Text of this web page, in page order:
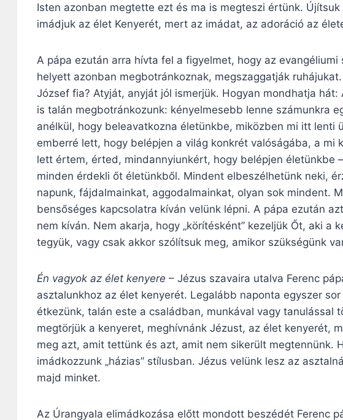
Isten azonban megtette ezt és ma is megteszi értünk.
imádjuk az élet Kenyerét, mert az imádat, az adoráció az
A pápa ezután arra hívta fel a figyelmet, hogy az
helyett azonban megbotránkoznak, megszaggatják
József fia? Atyját, anyját jól ismerjük. Hogyan mondhatja hát:
is talán megbotránkozunk: kényelmesebb lenne számunkra
anélkül, hogy beleavatkozna életünkbe, miközben mi itt lenti
emberré lett, hogy belépjen a világ konkrét valóságába, a mi
lett értem, érted, mindannyiunkért, hogy belépjen életünkbe
minden érdekli őt életünkből. Mindent elbeszélhetünk neki,
napunk, fájdalmainkat, aggodalmainkat, olyan sok mindent.
bensőséges kapcsolatra kíván velünk lépni. A pápa ezután
nem kíván. Nem akarja, hogy „körítésként” kezeljük Őt, aki a
tegyük, vagy csak akkor szólítsuk meg, amikor szükségünk
Én vagyok az élet kenyere – Jézus szavaira utalva Ferenc
asztalunkhoz az élet kenyerét. Legalább naponta egyszer
étkezünk, talán este a családban, munkával vagy tanulással
megtörjük a kenyeret, meghívnánk Jézust, az élet kenyerét,
meg azt, amit tettünk és azt, amit nem sikerült megtennünk.
imádkozzunk „házias” stílusban. Jézus velünk lesz az
majd minket.
Az Úrangyala elimádkozása előtt mondott beszédét Ferenc